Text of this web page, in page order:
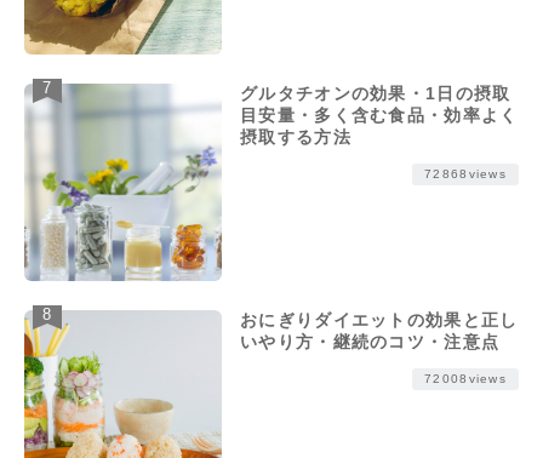
グルタチオンの効果・1日の摂取
目安量・多く含む食品・効率よく
摂取する方法
72868views
おにぎりダイエットの効果と正し
いやり方・継続のコツ・注意点
72008views